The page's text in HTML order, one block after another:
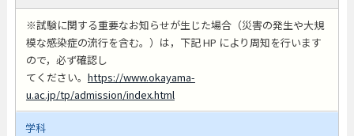
※試験に関する重要なお知らせが生じた場合（災害の発生や大規
模な感染症の流行を含む。）は，下記 HP により周知を行います
ので，必ず確認し
てください。 https://www.okayama-
u.ac.jp/tp/admission/index.html
学科